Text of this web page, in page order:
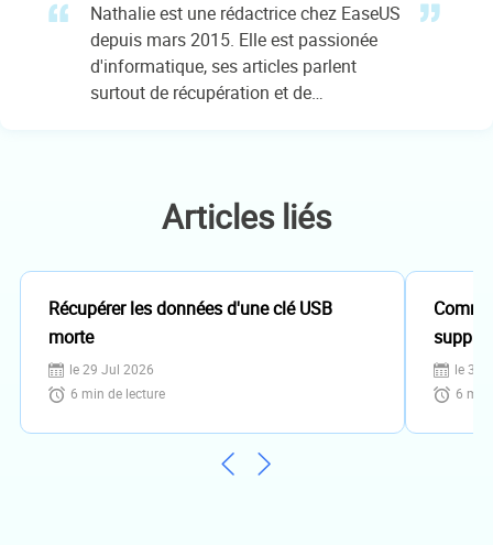
Nathalie est une rédactrice chez EaseUS
depuis mars 2015. Elle est passionée
d'informatique, ses articles parlent
surtout de récupération et de
vous pouvez lui contacter par Facebook
ou Twitter, à bientôt!…
Articles liés
Récupérer les données d'une clé USB
morte
le 29 Jul 2026
6 min de lecture
le 31
6 min